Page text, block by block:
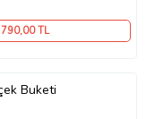
790,00 TL
Buketi